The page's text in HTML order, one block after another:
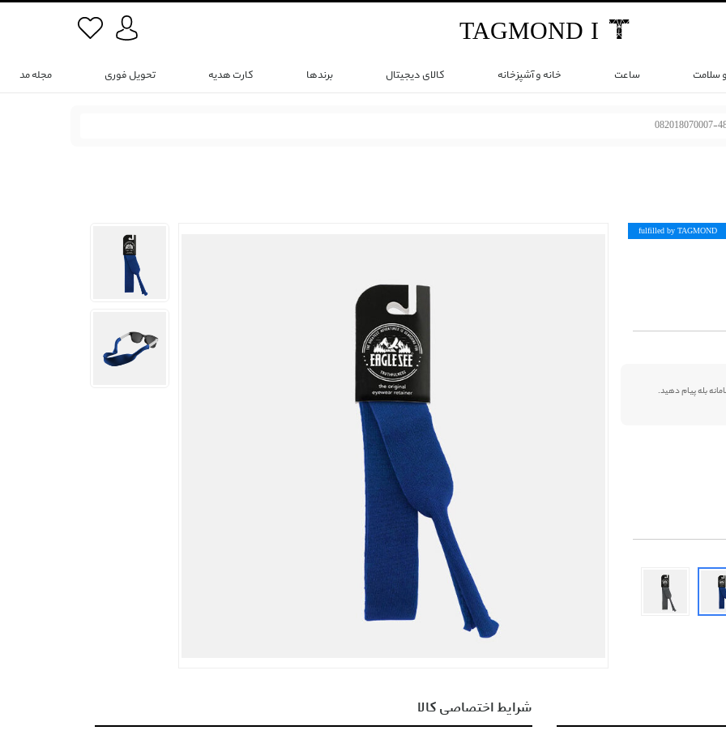
TAGMOND I
سلامت ساعت خانه و آشپزخانه کالای دیجیتال برندها کارت هدیه تحویل فوری مجله مد
082018070007-
fulfilled by TAGMOND
شرایط اختصاصی کالا